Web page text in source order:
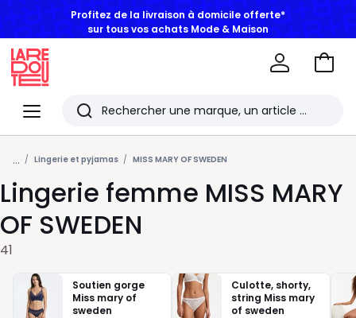
sur tous vos achats Mode & Maison
Menu
Redoute
Rechercher
Les
derniers
articles
consultés
Aller
... Lingerie et pyjamas MISS MARY OF SWEDEN
Lingerie femme MISS MARY
OF SWEDEN
41
Soutien gorge
Miss mary of
sweden
Culotte, shorty,
string Miss mary
of sweden